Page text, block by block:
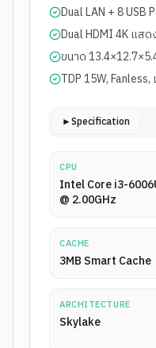
Dual LAN + 8 USB
Dual HDMI 4K แส
ขนาด
TDP 15W, Fanless,
►Specification
CPU
Intel Core i3-
@ 2.00GHz
CACHE
3MB Smart Cache
ARCHITECTURE
Skylake